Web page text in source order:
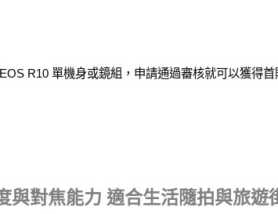
R10 單機身或鏡組，申請通過審核就可以獲得
與對焦能力 適合生活隨拍與旅遊